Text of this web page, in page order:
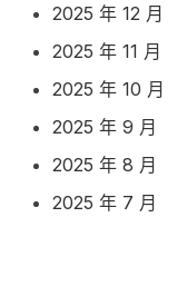
2025 年 12 月
2025 年 11 月
2025 年 10 月
2025 年 9 月
2025 年 8 月
2025 年 7 月